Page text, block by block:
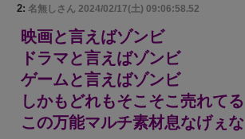
2: 名無しさん 2024/02/17(土) 09:06:58.52
映画と言えばゾンビ
ドラマと言えばゾンビ
ゲームと言えばゾンビ
しかもどれもそこそこ売れてる
この万能マルチ素材息なげぇな